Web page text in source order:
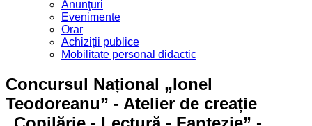
Anunţuri
Evenimente
Orar
Achiziții publice
Mobilitate personal didactic
Concursul Național „Ionel
Teodoreanu” - Atelier de creație